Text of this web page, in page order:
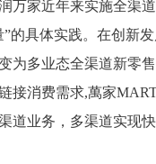
家近年来实施全渠
的具体实践。在创新
为多业态全渠道新零
接消费需求,萬家
道业务，多渠道实现